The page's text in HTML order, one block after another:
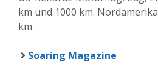
km und 1000 km.
km.
Soaring Magazine